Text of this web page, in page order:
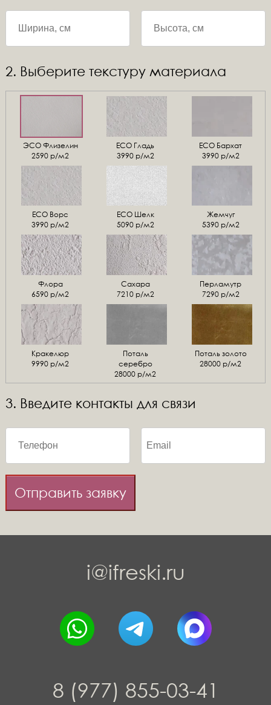
2. Выберите текстуру материала
ЭСО Флизелин
2590 р/м2
ЕСО Гладь
3990 р/м2
ECO Бархат
3990 р/м2
ЕСО Ворс
3990 р/м2
ЕСО Шелк
5090 р/м2
Жемчуг
5390 р/м2
Флора
6590 р/м2
Сахара
7210 р/м2
Перламутр
7290 р/м2
Кракелюр
9990 р/м2
Поталь
серебро
28000 р/м2
Поталь золото
28000 р/м2
3. Введите контакты для связи
Отправить заявку
i@ifreski.ru
8 (977) 855-03-41